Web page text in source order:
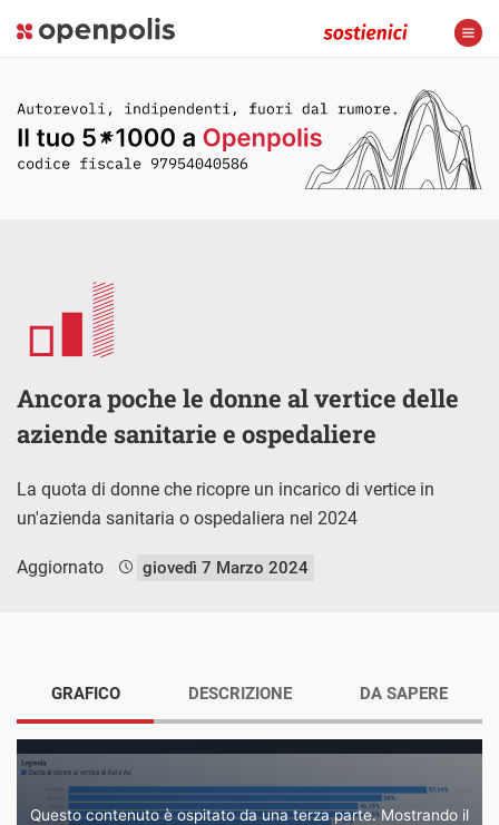
Ancora poche le donne al vertice delle
aziende sanitarie e ospedaliere
La quota di donne che ricopre un incarico di vertice in
un'azienda sanitaria o ospedaliera nel 2024
Aggiornato giovedì 7 Marzo 2024
GRAFICO
Questo contenuto è ospitato da una terza parte. Mostrando il
DESCRIZIONE DA SAPERE